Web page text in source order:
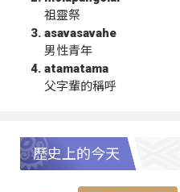
祖靈祭
asavasavahe
男性青年
atamatama
父字輩的稱呼
歷史上的今天